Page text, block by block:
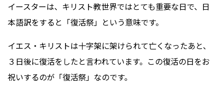
イースターは、キリスト教世界ではとても重要な日で、日
本語訳をすると「復活祭」という意味です。
イエス・キリストは十字架に架けられて亡くなったあと、
３日後に復活をしたと言われています。この復活の日をお
祝いするのが「復活祭」なのです。